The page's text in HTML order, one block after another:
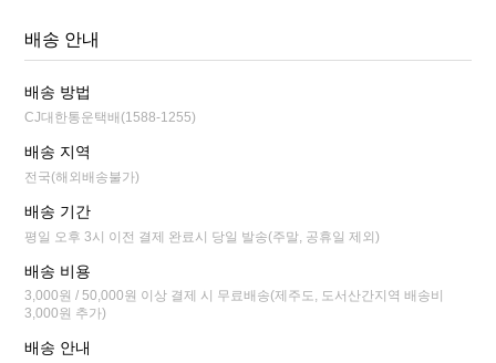
배송 안내
배송 방법
CJ대한통운택배(1588-1255)
배송 지역
전국(해외배송불가)
배송 기간
평일 오후 3시 이전 결제 완료시 당일 발송(주말, 공휴일 제외)
배송 비용
3,000원 / 50,000원 이상 결제 시 무료배송(제주도, 도서산간지역 배송비
3,000원 추가)
배송 안내